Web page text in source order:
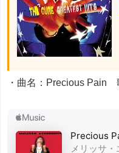
・曲名：Precious Pain